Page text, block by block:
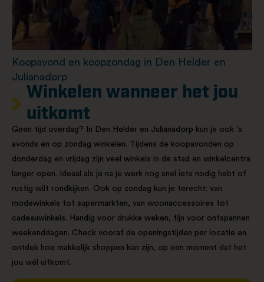
Koopavond en koopzondag in Den Helder en
Julianadorp
Winkelen wanneer het jou
uitkomt
Geen tijd overdag? In Den Helder en Julianadorp kun je ook ’s
avonds en op zondag winkelen. Tijdens de koopavonden op
donderdag en vrijdag zijn veel winkels in de stad en winkelcentra
langer open. Ideaal als je na je werk nog snel iets nodig hebt of
rustig wilt rondkijken. Ook op zondag kun je terecht: van
modewinkels tot supermarkten, van woonaccessoires tot
cadeauwinkels. Handig voor drukke weken, fijn voor ontspannen
weekenddagen. Check vooraf de openingstijden per locatie en
ontdek hoe makkelijk shoppen kan zijn, op een moment dat het
jou wél uitkomt.